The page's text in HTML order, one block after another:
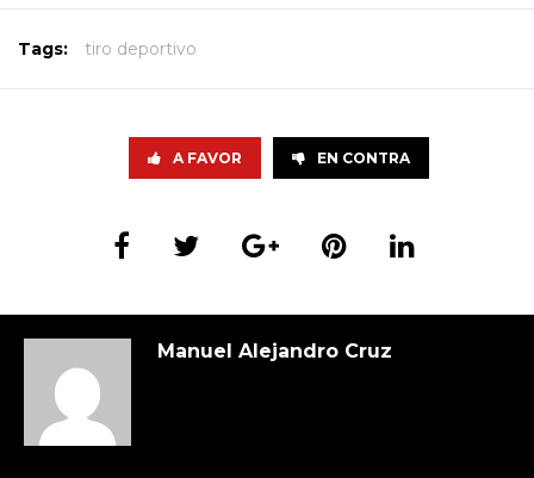
Tags: tiro deportivo
A FAVOR EN CONTRA
Manuel Alejandro Cruz